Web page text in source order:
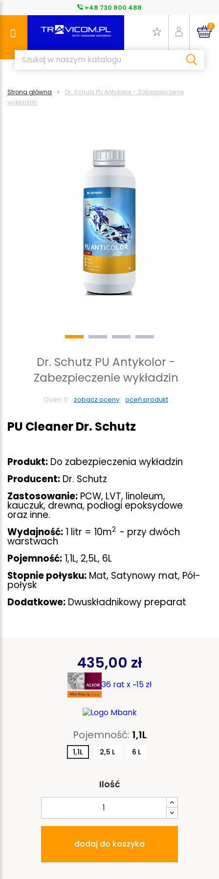
+48 730 800 488
0
Strona główna
Dr. Schutz PU Antykolor - Zabezpieczenie
wykładzin
Dr. Schutz PU Antykolor -
Zabezpieczenie wykładzin
Ocen: 0 zobacz oceny oceń produkt
PU Cleaner Dr. Schutz
Produkt: Do zabezpieczenia wykładzin
Producent: Dr. Schutz
Zastosowanie: PCW, LVT, linoleum,
kauczuk, drewna, podłogi epoksydowe
oraz inne.
Wydajność: 1 litr = 10m2 - przy dwóch
warstwach
Pojemność: 1,1L, 2,5L, 6L
Stopnie połysku: Mat, Satynowy mat, Pół-
połysk
Dodatkowe: Dwuskładnikowy preparat
435,00 zł
36 rat x ~15 zł
Pojemność: 1,1L
1,1L 2,5 L 6 L
Ilość
dodaj do koszyka